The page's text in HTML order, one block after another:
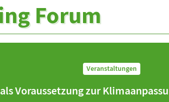
Forum
Veranstaltungen
Voraussetzung zur